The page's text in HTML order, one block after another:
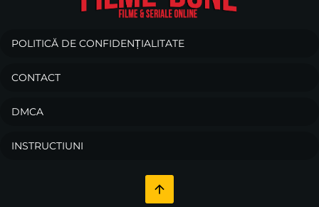
POLITICĂ DE CONFIDENȚIALITATE
CONTACT
DMCA
INSTRUCTIUNI